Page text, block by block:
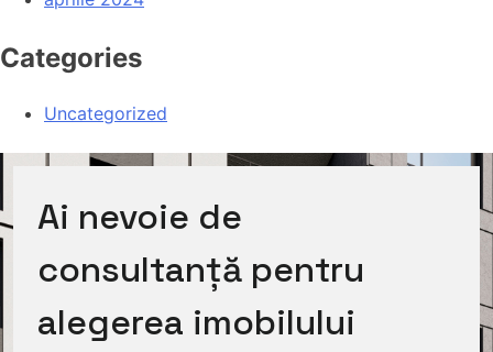
Categories
Uncategorized
Ai nevoie de
consultanță pentru
alegerea imobilului